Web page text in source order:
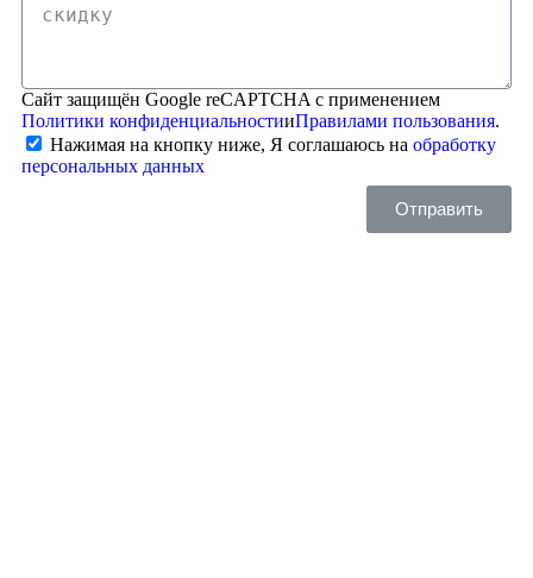
Сайт защищён Google reCAPTCHA с применением
Политики конфиденциальностииПравилами пользования.
Нажимая на кнопку ниже, Я соглашаюсь на обработку
персональных данных
Отправить